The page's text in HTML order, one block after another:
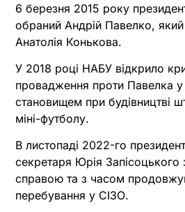
6 березня 2015 року
обраний Андрій Павелко, який
Анатолія Конькова.
У 2018 році НАБУ відкрило
провадження проти Павелка у
становищем при будівництві
міні-футболу.
В листопаді 2022-го
секретаря Юрія Запісоцького
справою та з часом
перебування у СІЗО.